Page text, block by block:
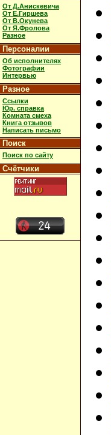
От Д.Анискевича
От Е.Гиршева
От В.Окунева
От Я.Фролова
Разное
Персоналии
Об исполнителях
Фотографии
Интервью
Разное
Ссылки
Юр. справка
Комната смеха
Книга отзывов
Написать письмо
Поиск
Поиск по сайту
Счётчики